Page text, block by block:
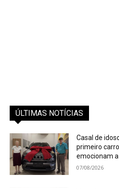
ÚLTIMAS NOTÍCIAS
Casal de
primeiro
emocionam
07/08/2026